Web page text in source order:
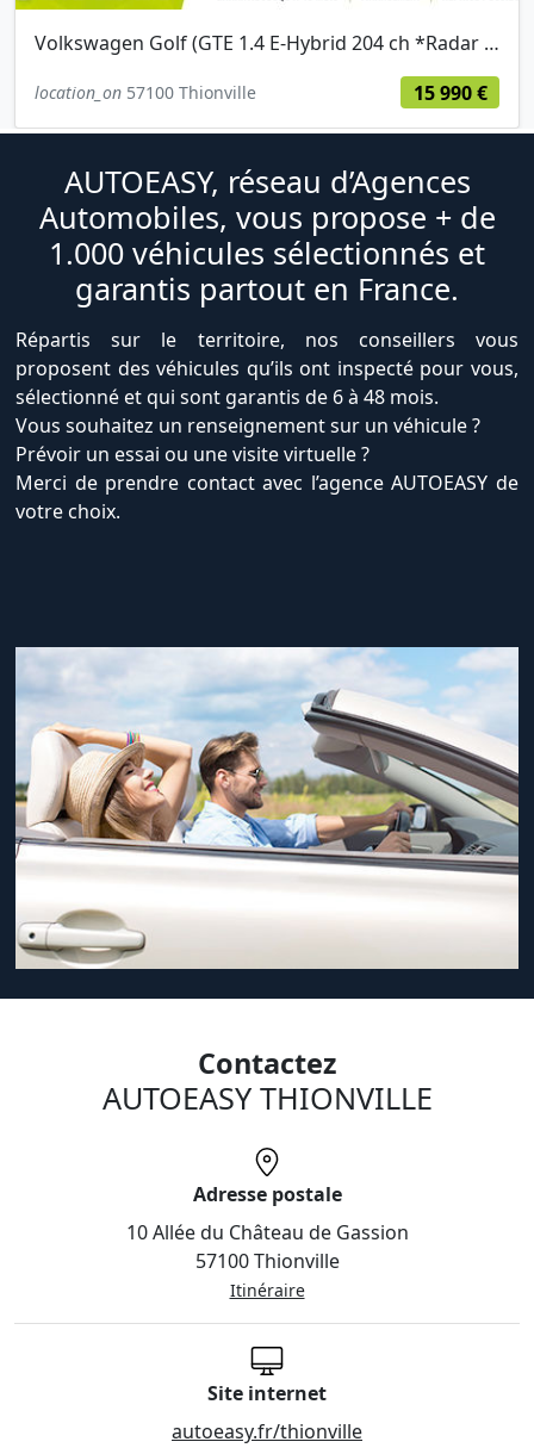
Volkswagen Golf (GTE 1.4 E-Hybrid 204 ch *Radar Av et Ar*Caméra de recul*Entr)
location_on 57100 Thionville 15 990 €
AUTOEASY, réseau d’Agences
Automobiles, vous propose + de
1.000 véhicules sélectionnés et
garantis partout en France.
Répartis sur le territoire, nos conseillers vous
proposent des véhicules qu’ils ont inspecté pour vous,
sélectionné et qui sont garantis de 6 à 48 mois.
Vous souhaitez un renseignement sur un véhicule ?
Prévoir un essai ou une visite virtuelle ?
Merci de prendre contact avec l’agence AUTOEASY de
votre choix.
Contactez
AUTOEASY THIONVILLE
Adresse postale
10 Allée du Château de Gassion
57100 Thionville
Itinéraire
Site internet
autoeasy.fr/thionville